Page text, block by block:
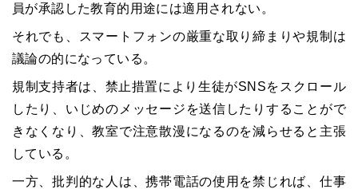
員が承認した教育的用途には適用されない。
それでも、スマートフォンの厳重な取り締まりや規制は
議論の的になっている。
規制支持者は、禁止措置により生徒がSNSをスクロール
したり、いじめのメッセージを送信したりすることがで
きなくなり、教室で注意散漫になるのを減らせると主張
している。
一方、批判的な人は、携帯電話の使用を禁じれば、仕事